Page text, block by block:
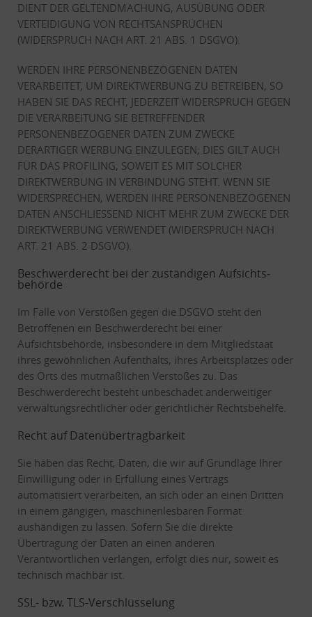
DIENT DER GELTENDMACHUNG, AUSÜBUNG ODER
VERTEIDIGUNG VON RECHTSANSPRÜCHEN
(WIDERSPRUCH NACH ART. 21 ABS. 1 DSGVO).
WERDEN IHRE PERSONENBEZOGENEN DATEN
VERARBEITET, UM DIREKTWERBUNG ZU BETREIBEN, SO
HABEN SIE DAS RECHT, JEDERZEIT WIDERSPRUCH GEGEN
DIE VERARBEITUNG SIE BETREFFENDER
PERSONENBEZOGENER DATEN ZUM ZWECKE
DERARTIGER WERBUNG EINZULEGEN; DIES GILT AUCH
FÜR DAS PROFILING, SOWEIT ES MIT SOLCHER
DIREKTWERBUNG IN VERBINDUNG STEHT. WENN SIE
WIDERSPRECHEN, WERDEN IHRE PERSONENBEZOGENEN
DATEN ANSCHLIESSEND NICHT MEHR ZUM ZWECKE DER
DIREKTWERBUNG VERWENDET (WIDERSPRUCH NACH
ART. 21 ABS. 2 DSGVO).
Beschwerde­recht bei der zuständigen Aufsichts­
behörde
Im Falle von Verstößen gegen die DSGVO steht den
Betroffenen ein Beschwerderecht bei einer
Aufsichtsbehörde, insbesondere in dem Mitgliedstaat
ihres gewöhnlichen Aufenthalts, ihres Arbeitsplatzes oder
des Orts des mutmaßlichen Verstoßes zu. Das
Beschwerderecht besteht unbeschadet anderweitiger
verwaltungsrechtlicher oder gerichtlicher Rechtsbehelfe.
Recht auf Daten­übertrag­barkeit
Sie haben das Recht, Daten, die wir auf Grundlage Ihrer
Einwilligung oder in Erfüllung eines Vertrags
automatisiert verarbeiten, an sich oder an einen Dritten
in einem gängigen, maschinenlesbaren Format
aushändigen zu lassen. Sofern Sie die direkte
Übertragung der Daten an einen anderen
Verantwortlichen verlangen, erfolgt dies nur, soweit es
technisch machbar ist.
SSL- bzw. TLS-Verschlüsselung